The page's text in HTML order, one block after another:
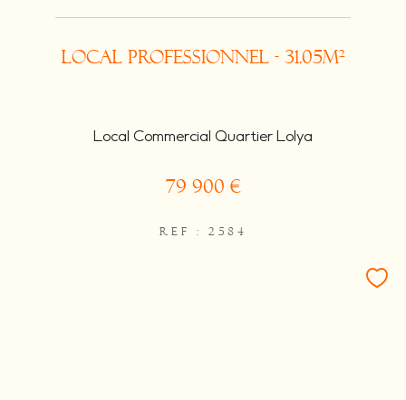
Local professionnel - 31.05m²
Local Commercial Quartier Lolya
79 900 €
REF : 2584